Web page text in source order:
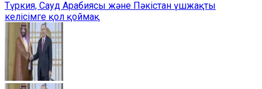
Түркия, Сауд Арабиясы және Пәкістан үшжақты
келісімге қол қоймақ